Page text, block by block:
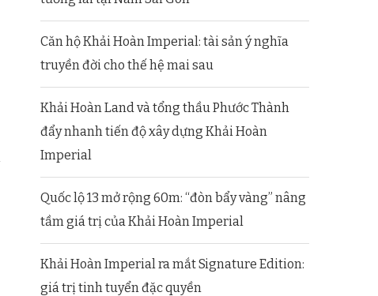
Căn hộ Khải Hoàn Imperial: tài sản ý nghĩa
truyền đời cho thế hệ mai sau
Khải Hoàn Land và tổng thầu Phước Thành
đẩy nhanh tiến độ xây dựng Khải Hoàn
Imperial
Quốc lộ 13 mở rộng 60m: “đòn bẩy vàng” nâng
tầm giá trị của Khải Hoàn Imperial
Khải Hoàn Imperial ra mắt Signature Edition:
giá trị tinh tuyển đặc quyền